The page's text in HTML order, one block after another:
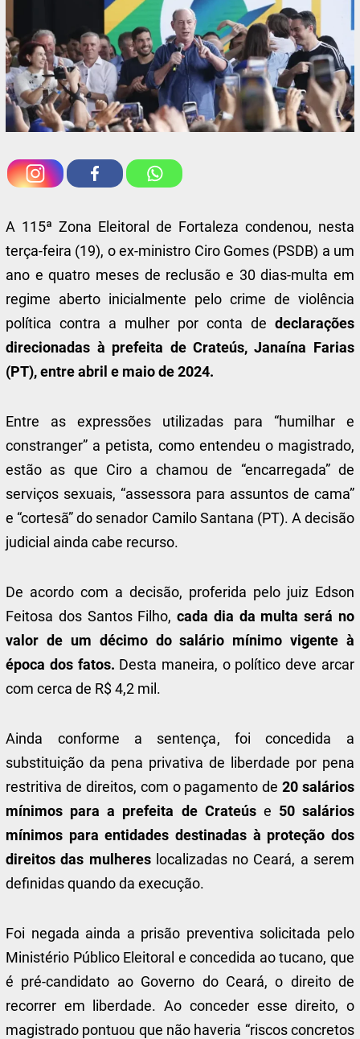
A 115ª Zona Eleitoral de Fortaleza condenou, nesta
terça-feira (19), o ex-ministro Ciro Gomes (PSDB) a um
ano e quatro meses de reclusão e 30 dias-multa em
regime aberto inicialmente pelo crime de violência
política contra a mulher por conta de declarações
direcionadas à prefeita de Crateús, Janaína Farias
(PT), entre abril e maio de 2024.
Entre as expressões utilizadas para “humilhar e
constranger” a petista, como entendeu o magistrado,
estão as que Ciro a chamou de “encarregada” de
serviços sexuais, “assessora para assuntos de cama”
e “cortesã” do senador Camilo Santana (PT). A decisão
judicial ainda cabe recurso.
De acordo com a decisão, proferida pelo juiz Edson
Feitosa dos Santos Filho,cada dia da multa será no
valor de um décimo do salário mínimo vigente à
época dos fatos. Desta maneira, o político deve arcar
com cerca de R$ 4,2 mil.
Ainda conforme a sentença, foi concedida a
substituição da pena privativa de liberdade por pena
restritiva de direitos, com o pagamento de 20 salários
mínimos para a prefeita de Crateús e 50 salários
mínimos para entidades destinadas à proteção dos
direitos das mulheres localizadas no Ceará, a serem
definidas quando da execução.
Foi negada ainda a prisão preventiva solicitada pelo
Ministério Público Eleitoral e concedida ao tucano, que
é pré-candidato ao Governo do Ceará, o direito de
recorrer em liberdade. Ao conceder esse direito, o
magistrado pontuou que não haveria “riscos concretos